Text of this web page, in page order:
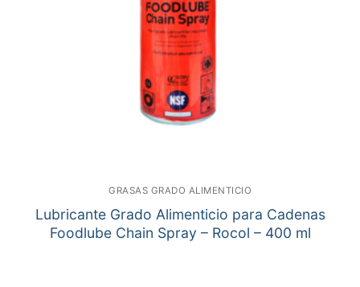
GRASAS GRADO ALIMENTICIO
Lubricante Grado Alimenticio para Cadenas
Foodlube Chain Spray – Rocol – 400 ml